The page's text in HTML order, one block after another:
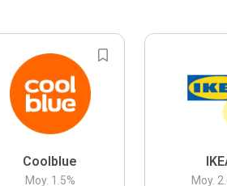
Coolblue
Moy. 1.5% Moy.